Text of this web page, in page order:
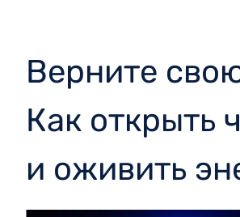
Верните
Как открыть
и оживить